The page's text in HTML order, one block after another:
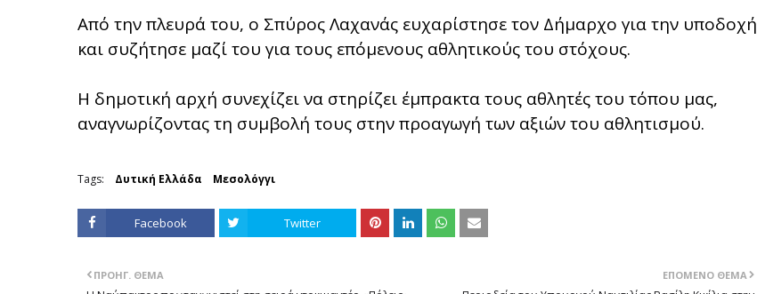
Από την πλευρά του, ο Σπύρος Λαχανάς ευχαρίστησε τον Δήμαρχο για την υποδοχή
και συζήτησε μαζί του για τους επόμενους αθλητικούς του στόχους.
Η δημοτική αρχή συνεχίζει να στηρίζει έμπρακτα τους αθλητές του τόπου μας,
αναγνωρίζοντας τη συμβολή τους στην προαγωγή των αξιών του αθλητισμού.
Tags: Δυτική Ελλάδα Μεσολόγγι
Facebook Twitter
ΕΠΌΜΕΝΟ ΘΈΜΑ
ΠΡΟΗΓ. ΘΈΜΑ